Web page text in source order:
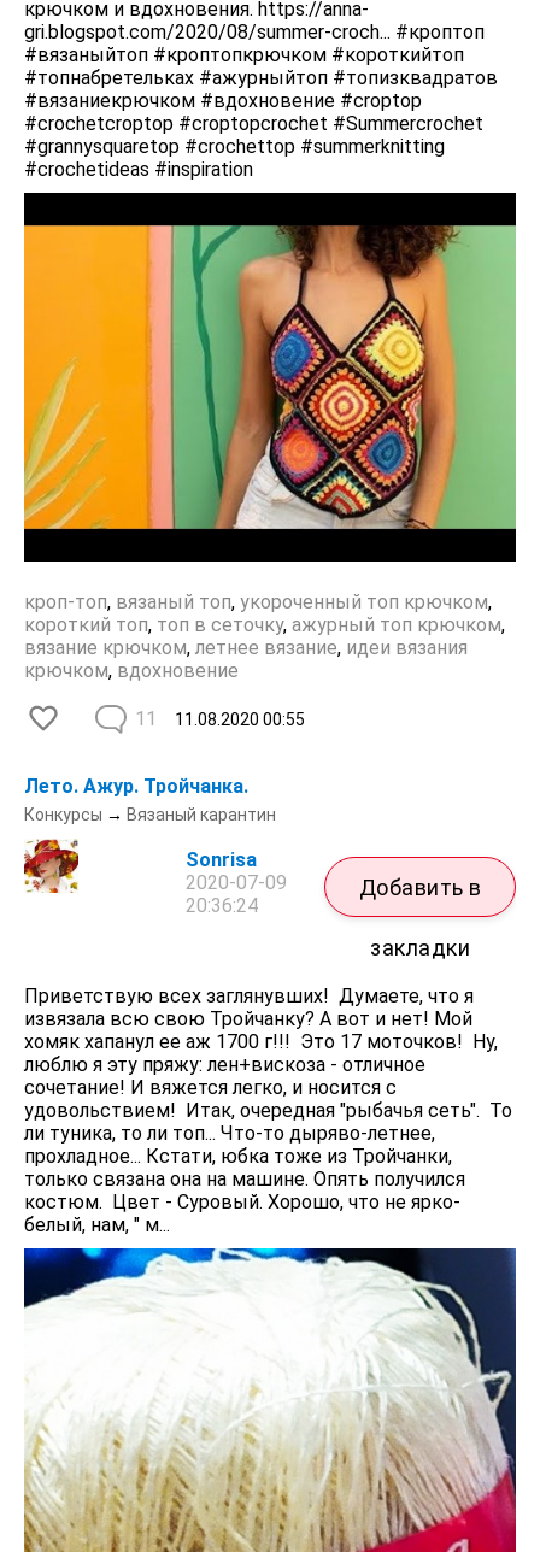
крючком и вдохновения. https://anna-
gri.blogspot.com/2020/08/summer-croch... #кроптоп
#вязаныйтоп #кроптопкрючком #короткийтоп
#топнабретельках #ажурныйтоп #топизквадратов
#вязаниекрючком #вдохновение #croptop
#crochetcroptop #croptopcrochet #Summercrochet
#grannysquaretop #crochettop #summerknitting
#crochetideas #inspiration
кроп-топ, вязаный топ, укороченный топ крючком,
короткий топ, топ в сеточку, ажурный топ крючком,
вязание крючком, летнее вязание, идеи вязания
крючком, вдохновение
11.08.2020 00:55
11
Лето. Ажур. Тройчанка.
Конкурсы → Вязаный карантин
Sonrisa
2020-07-09
20:36:24
Добавить в
закладки
Приветствую всех заглянувших! Думаете, что я
извязала всю свою Тройчанку? А вот и нет! Мой
хомяк хапанул ее аж 1700 г!!! Это 17 моточков! Ну,
люблю я эту пряжу: лен+вискоза - отличное
сочетание! И вяжется легко, и носится с
удовольствием! Итак, очередная "рыбачья сеть". То
ли туника, то ли топ... Что-то дыряво-летнее,
прохладное... Кстати, юбка тоже из Тройчанки,
только связана она на машине. Опять получился
костюм. Цвет - Суровый. Хорошо, что не ярко-
белый, нам, " м...